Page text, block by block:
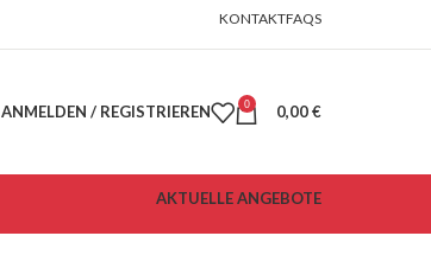
KONTAKTFAQS
ANMELDEN / REGISTRIEREN 0 0,00€
AKTUELLE ANGEBOTE